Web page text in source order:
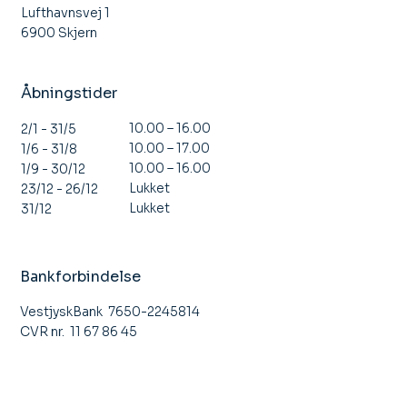
Bankforbindelse
VestjyskBank 7650-2245814
CVR nr. 11 67 86 45
Åbningstider
2/1 - 31/5
1/6 - 31/8
1/9 - 30/12
23/12 - 26/12
31/12
10.00 – 16.00
10.00 – 17.00
10.00 – 16.00
Lukket
Lukket
Lufthavnsvej 1
6900 Skjern